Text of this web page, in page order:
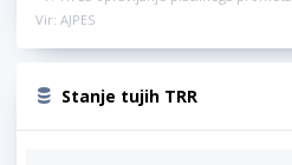
Vir: AJPES
Stanje tujih TRR